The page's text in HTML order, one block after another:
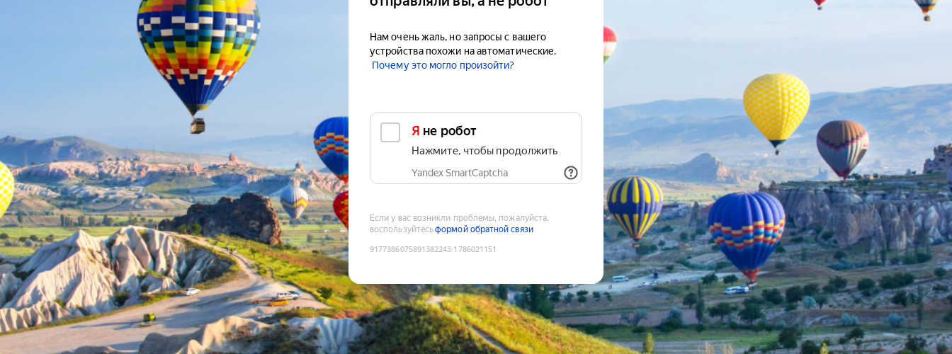
Нам очень жаль, но запросы с вашего
устройства похожи на автоматические.
Почему это могло произойти?
Я не робот
Нажмите, чтобы продолжить
Yandex SmartCaptcha
Если у вас возникли проблемы, пожалуйста,
воспользуйтесьформой обратной связи
9177386075891382243:1786021151